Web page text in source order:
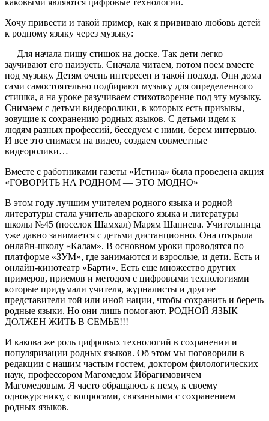
Хочу привести и такой пример, как я прививаю любовь детей
к родному языку через музыку:
— Для начала пишу стишок на доске. Так дети легко
заучивают его наизусть. Сначала читаем, потом поем вместе
под музыку. Детям очень интересен и такой подход. Они дома
сами самостоятельно подбирают музыку для определенного
стишка, а на уроке разучиваем стихотворение под эту музыку.
Снимаем с детьми видеоролики, в которых есть призывы,
зовущие к сохранению родных языков. С детьми идем к
людям разных профессий, беседуем с ними, берем интервью.
И все это снимаем на видео, создаем совместные
видеоролики…
Вместе с работниками газеты «Истина» была проведена акция
«ГОВОРИТЬ НА РОДНОМ — ЭТО МОДНО»
В этом году лучшим учителем родного языка и родной
литературы стала учитель аварского языка и литературы
школы №45 (поселок Шамхал) Марям Шапиева. Учительница
уже давно занимается с детьми дистанционно. Она открыла
онлайн-школу «Калам». В основном уроки проводятся по
платформе «ЗУМ», где занимаются и взрослые, и дети. Есть и
онлайн-кинотеатр «Барти». Есть еще множество других
примеров, приемов и методом с цифровыми технологиями
которые придумали учителя, журналисты и другие
представители той или иной нации, чтобы сохранить и беречь
родные языки. Но они лишь помогают. РОДНОЙ ЯЗЫК
ДОЛЖЕН ЖИТЬ В СЕМЬЕ!!!
И какова же роль цифровых технологий в сохранении и
популяризации родных языков. Об этом мы поговорили в
редакции с нашим частым гостем, доктором филологических
наук, профессором Магомедом Ибрагимовичем
Магомедовым. Я часто обращаюсь к нему, к своему
однокурснику, с вопросами, связанными с сохранением
родных языков.